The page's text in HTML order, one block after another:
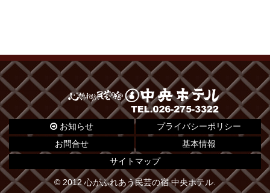
お知らせ
プライバシーポリシー
お問合せ
基本情報
サイトマップ
© 2012 心がふれあう民芸の宿 中央ホテル.